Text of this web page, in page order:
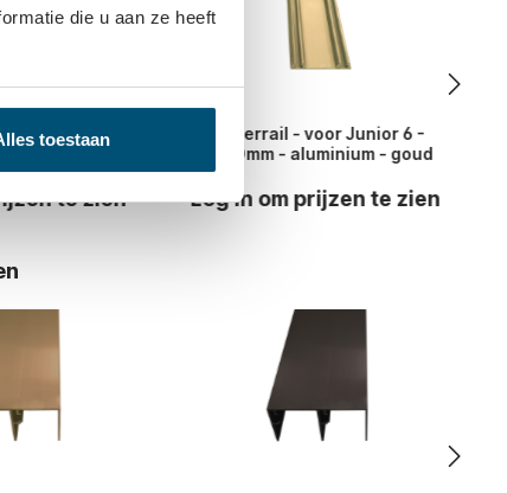
die u aan ze heeft
toestaan
2 deuren / 3
te zien
Onderrail - voor Junior 6 -
4200mm - aluminium - goud
Log in om prijzen te zien